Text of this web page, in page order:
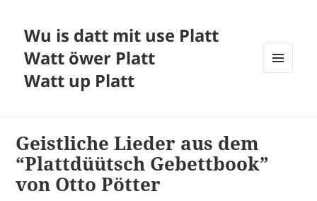
Wu is datt mit use Platt
Watt öwer Platt
Watt up Platt
Geistliche Lieder aus dem
“Plattdüütsch Gebettbook”
von Otto Pötter